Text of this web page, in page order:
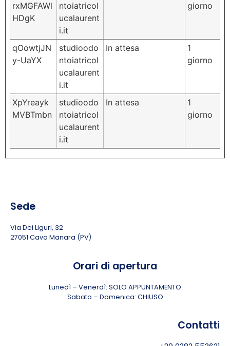
rxMGFAWl
HDgK
ntoiatricol
ucalaurent
i.it
giorno
qOowtjJN
y-UaYX
studioodo
ntoiatricol
ucalaurent
i.it
In attesa
1
giorno
XpYreayk
MVBTmbn
studioodo
ntoiatricol
ucalaurent
i.it
In attesa
1
giorno
Sede
Via Dei Liguri, 32
27051 Cava Manara (PV)
Orari di apertura
Lunedì – Venerdì: SOLO APPUNTAMENTO
Sabato – Domenica: CHIUSO
Contatti